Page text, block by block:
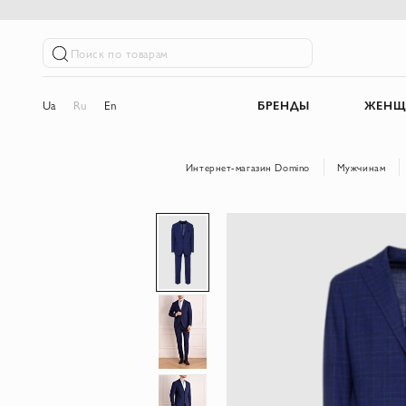
Поиск по товарам
Ua Ru En БРЕНДЫ
Интернет-магазин Domino Мужчинам
Пропустить
перейти
галереям
изображений